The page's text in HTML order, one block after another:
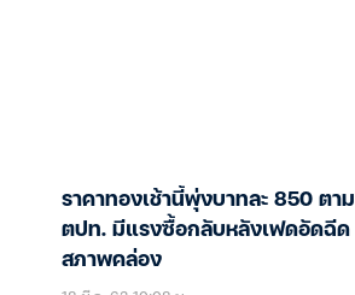
ราคาทองเช้านี้พุ่งบาทละ 850 ตาม
ตปท. มีแรงซื้อกลับหลังเฟดอัดฉีด
สภาพคล่อง